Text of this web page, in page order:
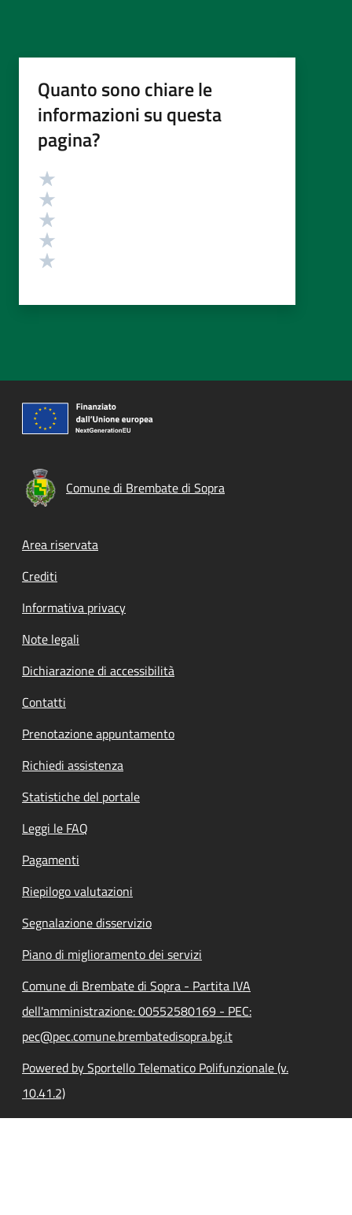
Quanto sono chiare le
informazioni su questa
pagina?
Valutazione
Comune di Brembate di Sopra
Footer menu
Area riservata
Crediti
Informativa privacy
Note legali
Dichiarazione di accessibilità
Contatti
Prenotazione appuntamento
Richiedi assistenza
Statistiche del portale
Leggi le FAQ
Pagamenti
Riepilogo valutazioni
Segnalazione disservizio
Piano di miglioramento dei servizi
Comune di Brembate di Sopra - Partita IVA
dell'amministrazione: 00552580169 - PEC:
pec@pec.comune.brembatedisopra.bg.it
Powered by Sportello Telematico Polifunzionale (v.
10.41.2)